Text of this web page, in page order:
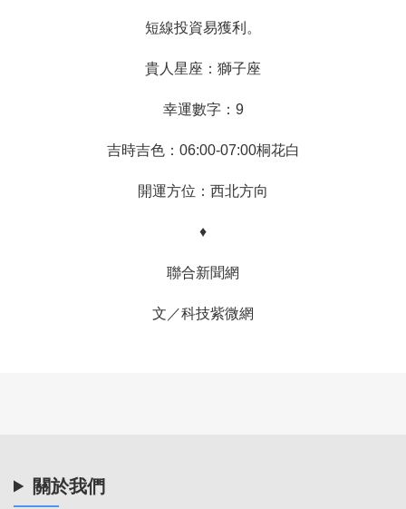
短線投資易獲利。
貴人星座：獅子座
幸運數字：9
吉時吉色：06:00-07:00桐花白
開運方位：西北方向
♦
聯合新聞網
文／科技紫微網
關於我們